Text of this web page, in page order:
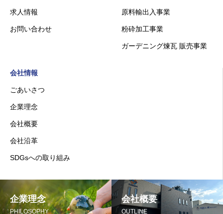
求人情報
お問い合わせ
原料輸出入事業
粉砕加工事業
ガーデニング煉瓦 販売事業
会社情報
ごあいさつ
企業理念
会社概要
会社沿革
SDGsへの取り組み
企業理念
PHILOSOPHY
会社概要
OUTLINE